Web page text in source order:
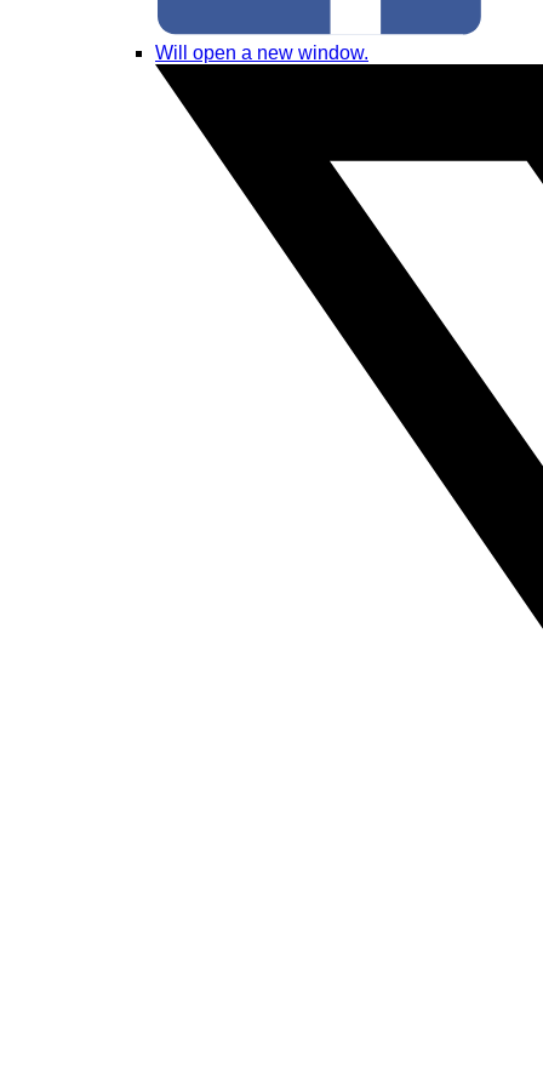
Will open a new window.